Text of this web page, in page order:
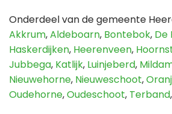
Onderdeel van de gemeente
Akkrum,Aldeboarn, Bontebok, De
Haskerdijken, Heerenveen,
Jubbega, Katlijk, Luinjeberd,
Nieuwehorne, Nieuweschoot,
Oudehorne,Oudeschoot, Terband,